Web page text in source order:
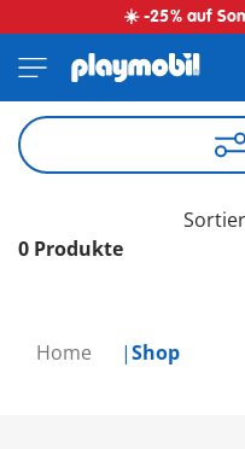
☀️ -25% auf
Home Shop
0 Produkte